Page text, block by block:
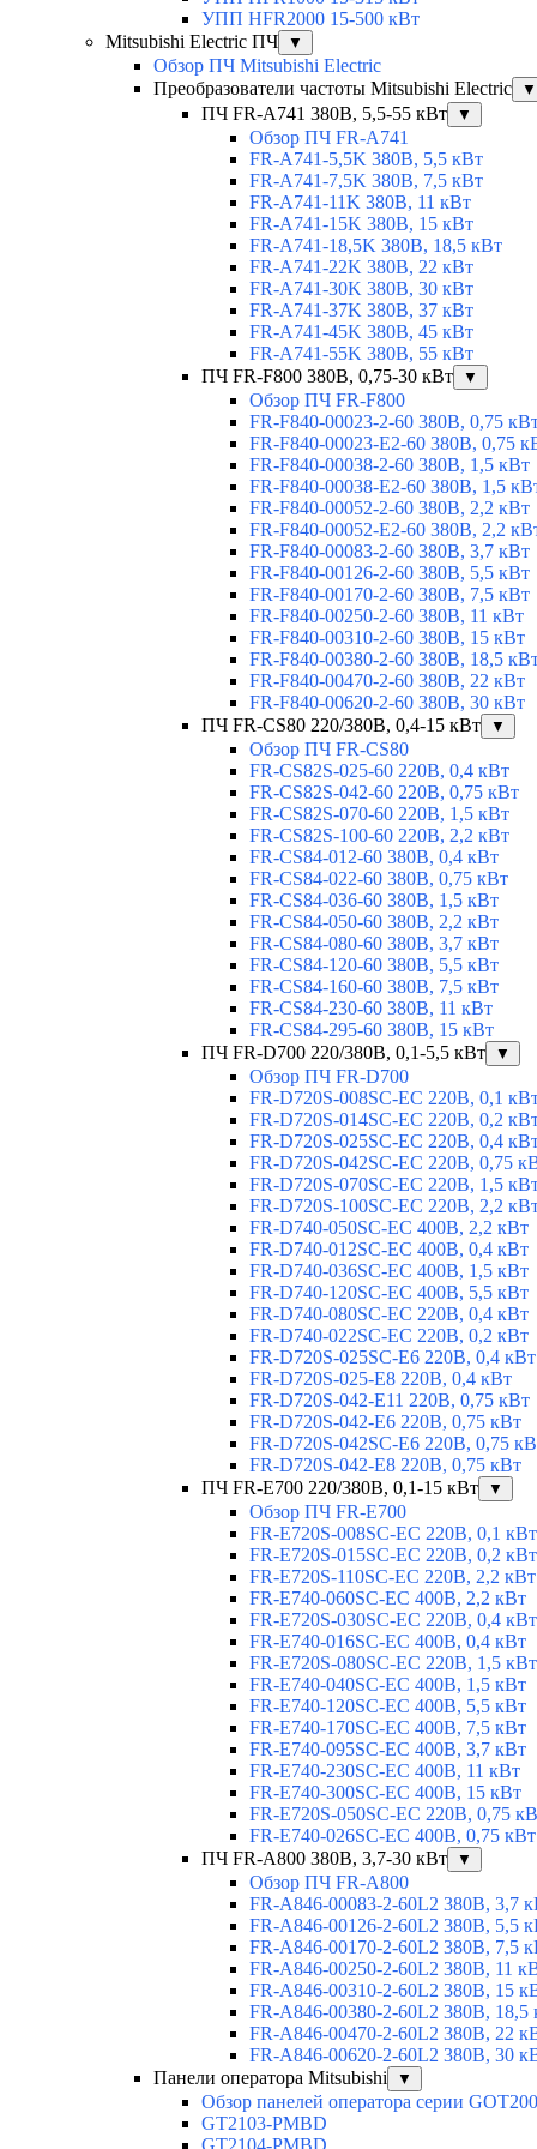
УПП HFR2000 15-500 кВт
Mitsubishi Electric ПЧ
▼
Обзор ПЧ Mitsubishi Electric
Преобразователи частоты Mitsubishi Electric
▼
ПЧ FR-A741 380В, 5,5-55 кВт ▼
Обзор ПЧ FR-A741
FR-A741-5,5K 380В, 5,5 кВт
FR-A741-7,5K 380В, 7,5 кВт
FR-A741-11K 380В, 11 кВт
FR-A741-15K 380В, 15 кВт
FR-A741-18,5K 380В, 18,5 кВт
FR-A741-22K 380В, 22 кВт
FR-A741-30K 380В, 30 кВт
FR-A741-37K 380В, 37 кВт
FR-A741-45K 380В, 45 кВт
FR-A741-55K 380В, 55 кВт
ПЧ FR-F800 380В, 0,75-30 кВт
▼
Обзор ПЧ FR-F800
FR-F840-00023-2-60 380В, 0,75
FR-F840-00023-E2-60 380В, 0,75
FR-F840-00038-2-60 380В, 1,5 кВт
FR-F840-00038-E2-60 380В, 1,5
FR-F840-00052-2-60 380В, 2,2 кВт
FR-F840-00052-E2-60 380В, 2,2
FR-F840-00083-2-60 380В, 3,7 кВт
FR-F840-00126-2-60 380В, 5,5 кВт
FR-F840-00170-2-60 380В, 7,5 кВт
FR-F840-00250-2-60 380В, 11 кВт
FR-F840-00310-2-60 380В, 15 кВт
FR-F840-00380-2-60 380В, 18,5
FR-F840-00470-2-60 380В, 22 кВт
FR-F840-00620-2-60 380В, 30 кВт
ПЧ FR-CS80 220/380В, 0,4-15 кВт
▼
Обзор ПЧ FR-CS80
FR-CS82S-025-60 220В, 0,4 кВт
FR-CS82S-042-60 220В, 0,75 кВт
FR-CS82S-070-60 220В, 1,5 кВт
FR-CS82S-100-60 220В, 2,2 кВт
FR-CS84-012-60 380В, 0,4 кВт
FR-CS84-022-60 380В, 0,75 кВт
FR-CS84-036-60 380В, 1,5 кВт
FR-CS84-050-60 380В, 2,2 кВт
FR-CS84-080-60 380В, 3,7 кВт
FR-CS84-120-60 380В, 5,5 кВт
FR-CS84-160-60 380В, 7,5 кВт
FR-CS84-230-60 380В, 11 кВт
FR-CS84-295-60 380В, 15 кВт
ПЧ FR-D700 220/380В, 0,1-5,5 кВт
▼
Обзор ПЧ FR-D700
FR-D720S-008SC-EC 220В, 0,1
FR-D720S-014SC-EC 220В, 0,2
FR-D720S-025SC-EC 220В, 0,4
FR-D720S-042SC-EC 220В, 0,75
FR-D720S-070SC-EC 220В, 1,5
FR-D720S-100SC-EC 220В, 2,2
FR-D740-050SC-EC 400В, 2,2 кВт
FR-D740-012SC-EC 400В, 0,4 кВт
FR-D740-036SC-EC 400В, 1,5 кВт
FR-D740-120SC-EC 400В, 5,5 кВт
FR-D740-080SC-EC 220В, 0,4 кВт
FR-D740-022SC-EC 220В, 0,2 кВт
FR-D720S-025SC-E6 220В, 0,4 кВт
FR-D720S-025-E8 220В, 0,4 кВт
FR-D720S-042-E11 220В, 0,75 кВт
FR-D720S-042-E6 220В, 0,75 кВт
FR-D720S-042SC-E6 220В, 0,75
FR-D720S-042-E8 220В, 0,75 кВт
ПЧ FR-E700 220/380В, 0,1-15 кВт
▼
Обзор ПЧ FR-E700
FR-E720S-008SC-EC 220В, 0,1 кВт
FR-E720S-015SC-EC 220В, 0,2 кВт
FR-E720S-110SC-EC 220В, 2,2 кВт
FR-E740-060SC-EC 400В, 2,2 кВт
FR-E720S-030SC-EC 220В, 0,4 кВт
FR-E740-016SC-EC 400В, 0,4 кВт
FR-E720S-080SC-EC 220В, 1,5 кВт
FR-E740-040SC-EC 400В, 1,5 кВт
FR-E740-120SC-EC 400В, 5,5 кВт
FR-E740-170SC-EC 400В, 7,5 кВт
FR-E740-095SC-EC 400В, 3,7 кВт
FR-E740-230SC-EC 400В, 11 кВт
FR-E740-300SC-EC 400В, 15 кВт
FR-E720S-050SC-EC 220В, 0,75
FR-E740-026SC-EC 400В, 0,75 кВт
ПЧ FR-A800 380В, 3,7-30 кВт
▼
Обзор ПЧ FR-A800
FR-A846-00083-2-60L2 380В, 3,7
FR-A846-00126-2-60L2 380В, 5,5
FR-A846-00170-2-60L2 380В, 7,5
FR-A846-00250-2-60L2 380В, 11
FR-A846-00310-2-60L2 380В, 15
FR-A846-00380-2-60L2 380В, 18,5
FR-A846-00470-2-60L2 380В, 22
FR-A846-00620-2-60L2 380В, 30
Панели оператора Mitsubishi
▼
Обзор панелей оператора серии
GT2103-PMBD